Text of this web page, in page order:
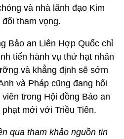
và nhà lãnh đạo Kim
tham vọng.
Bảo an Liên Hợp Quốc chỉ
tiến hành vụ thử hạt nhân
và khẳng định sẽ sớm
và Pháp cũng đang hối
trong Hội đồng Bảo an
mới với Triều Tiên.
qua tham khảo nguồn tin